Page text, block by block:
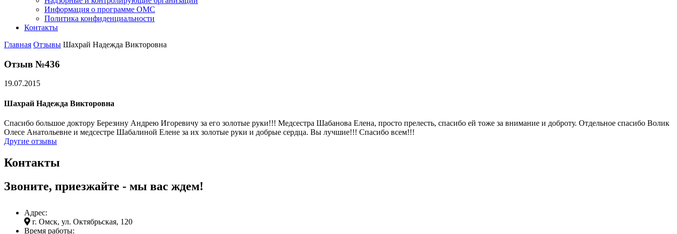
Информация о программе ОМС
Политика конфиденциальности
Контакты
Главная Отзывы Шахрай Надежда Викторовна
Отзыв №436
19.07.2015
Шахрай Надежда Викторовна
Спасибо большое доктору Березину Андрею Игоревичу за его золотые руки!!! Медсестра Шабанова Елена, просто прелесть, спасибо ей тоже за внимание и доброту. Отдельное спасибо Волик
Олесе Анатольевне и медсестре Шабалиной Елене за их золотые руки и добрые сердца. Вы лучшие!!! Спасибо всем!!!
Другие отзывы
Контакты
Звоните, приезжайте - мы вас ждем!
Адрес:
г. Омск, ул. Октябрьская, 120
Время работы: